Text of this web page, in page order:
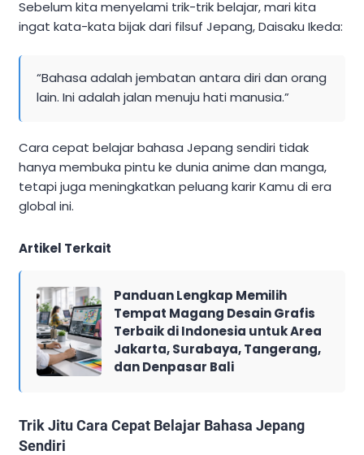
Sebelum kita menyelami trik-trik belajar, mari kita
ingat kata-kata bijak dari filsuf Jepang, Daisaku Ikeda:
“Bahasa adalah jembatan antara diri dan orang
lain. Ini adalah jalan menuju hati manusia.”
Cara cepat belajar bahasa Jepang sendiri tidak
hanya membuka pintu ke dunia anime dan manga,
tetapi juga meningkatkan peluang karir Kamu di era
global ini.
Artikel Terkait
Panduan Lengkap Memilih
Tempat Magang Desain Grafis
Terbaik di Indonesia untuk Area
Jakarta, Surabaya, Tangerang,
dan Denpasar Bali
Trik Jitu Cara Cepat Belajar Bahasa Jepang
Sendiri